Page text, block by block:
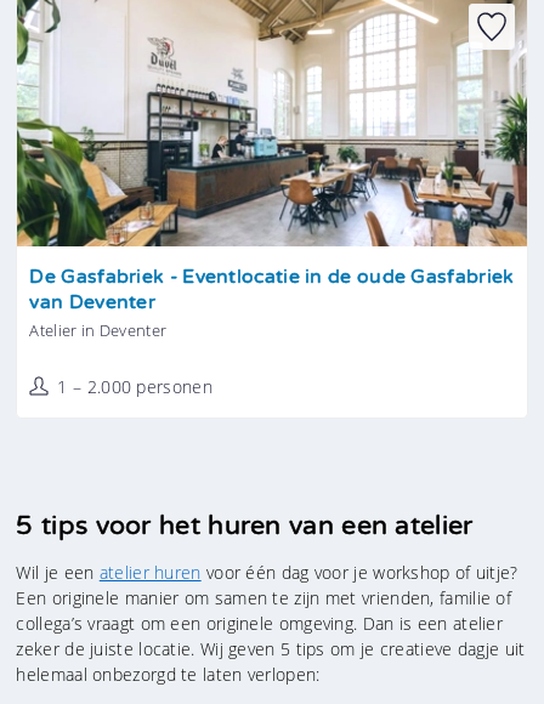
Tonen
De Gasfabriek - Eventlocatie in de oude Gasfabriek
van Deventer
Atelier in Deventer
1 – 2.000 personen
5 tips voor het huren van een atelier
Wil je een atelier huren voor één dag voor je workshop of uitje?
Een originele manier om samen te zijn met vrienden, familie of
collega’s vraagt om een originele omgeving. Dan is een atelier
zeker de juiste locatie. Wij geven 5 tips om je creatieve dagje uit
helemaal onbezorgd te laten verlopen: